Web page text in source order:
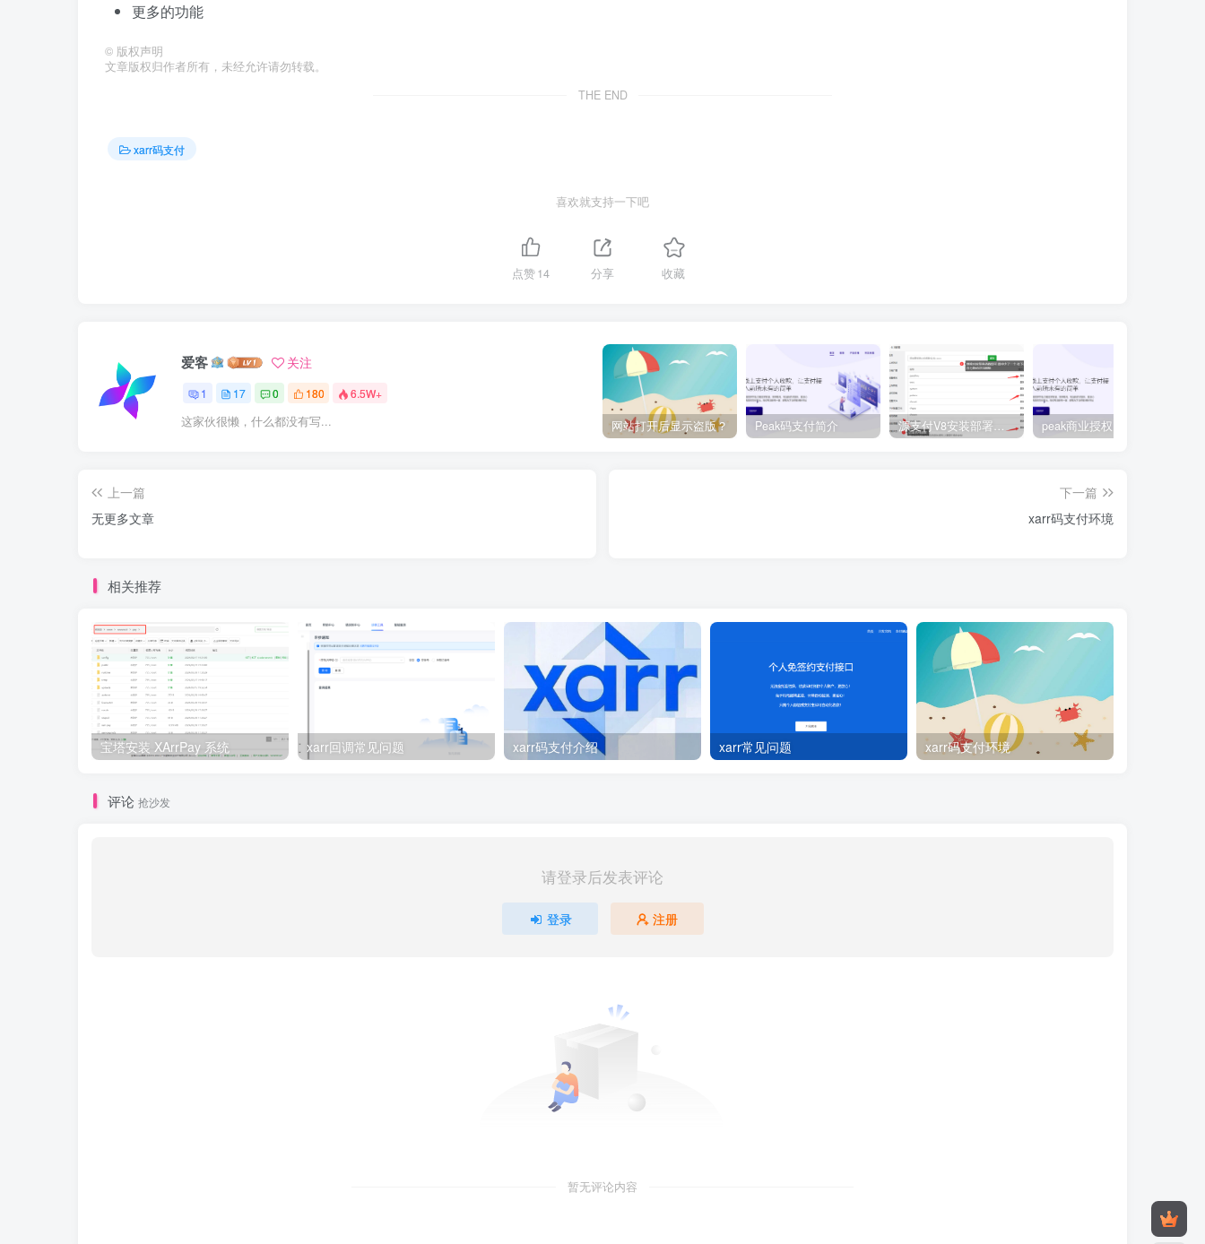
更多的功能
© 版权声明
文章版权归作者所有，未经允许请勿转载。
THE END
xarr码支付
喜欢就支持一下吧
点赞14 分享 收藏
爱客 关注
1 17 0 180 6.5W+
这家伙很懒，什么都没有写... 网站打开后显示盗版？ Peak码支付简介 peak商业授权
上一篇
无更多文章
下一篇
xarr码支付环境
相关推荐
宝塔安装 XArrPay 系统 xarr回调常见问题 xarr码支付介绍 xarr常见问题 xarr码支付环境
评论 抢沙发
请登录后发表评论
登录 注册
暂无评论内容